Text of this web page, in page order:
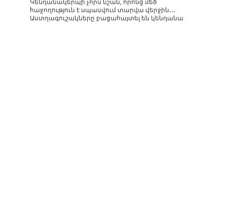
Կենդանակերպի չորս նշան, որոնց մեծ
հաջողություն է սպասվում տարվա վերջին․․․
Աստղագուշակները բացահայտել են կենդանա